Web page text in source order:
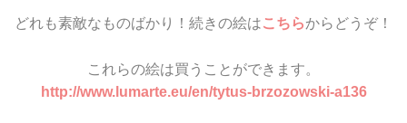
どれも素敵なものばかり！続きの絵はこちらからどうぞ！
これらの絵は買うことができます。
http://www.lumarte.eu/en/tytus-brzozowski-a136